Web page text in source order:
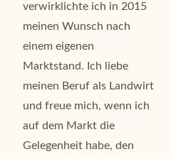
verwirklichte ich in 2015
meinen Wunsch nach
einem eigenen
Marktstand. Ich liebe
meinen Beruf als Landwirt
und freue mich, wenn ich
auf dem Markt die
Gelegenheit habe, den